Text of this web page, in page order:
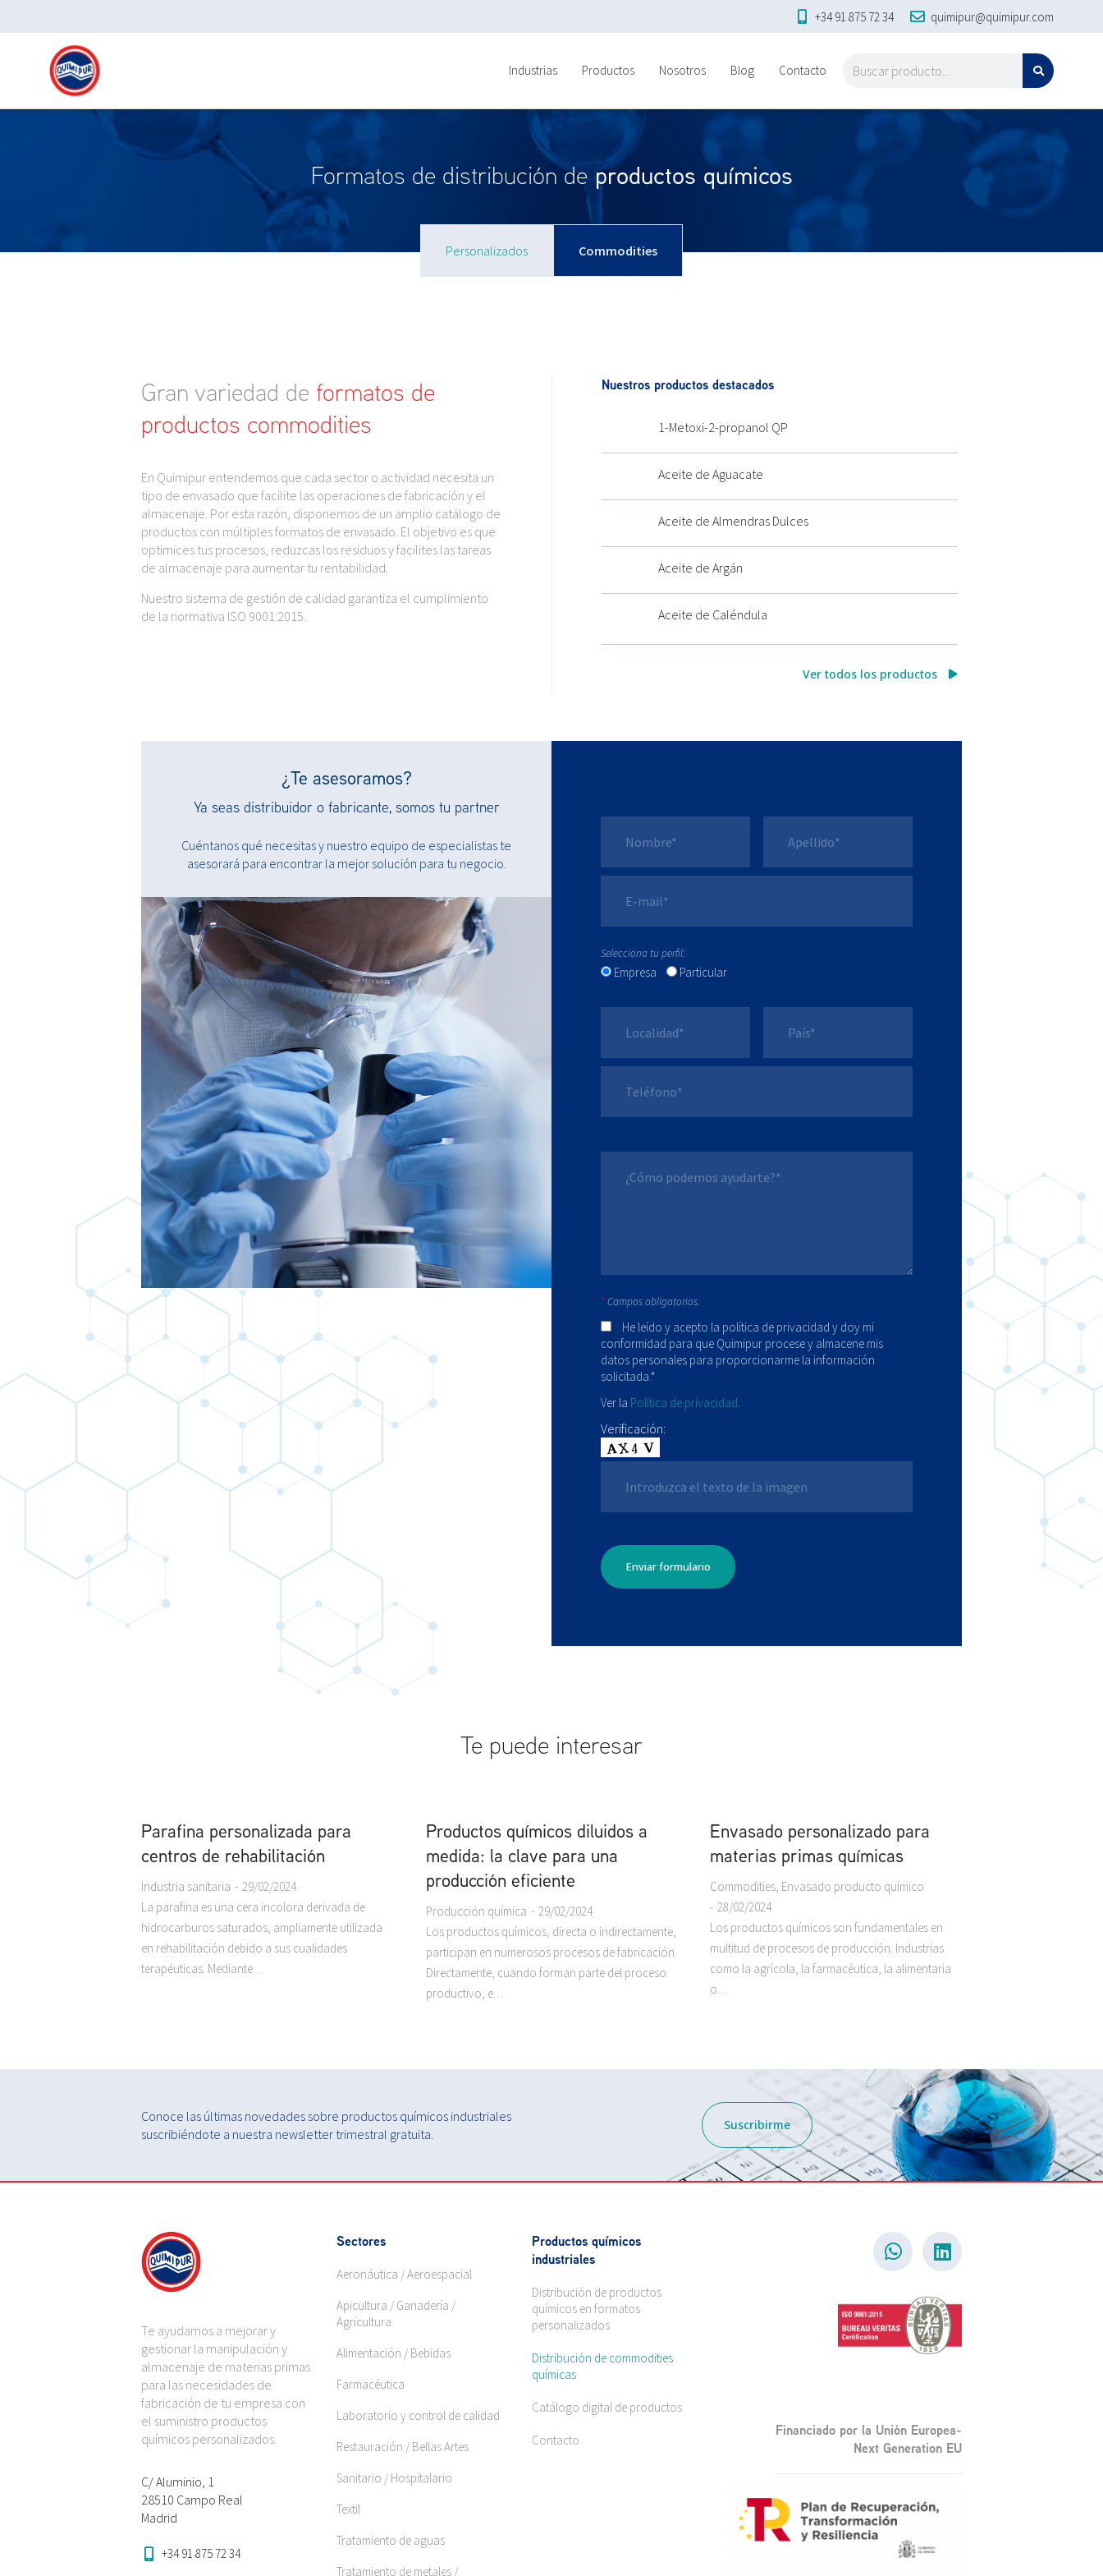
+34 91 875 72 34 quimipur@quimipur.com
Industrias Productos Nosotros Blog Contacto
Formatos de distribución deproductos químicos
Personalizados Commodities
Gran variedad de formatos de
productos commodities
En Quimipur entendemos que cada sector o actividad necesita un
tipo de envasado que facilite las operaciones de fabricación y el
almacenaje. Por esta razón, disponemos de un amplio catálogo de
productos con múltiples formatos de envasado. El objetivo es que
optimices tus procesos, reduzcas los residuos y facilites las tareas
de almacenaje para aumentar tu rentabilidad.
Nuestro sistema de gestión de calidad garantiza el cumplimiento
de la normativa ISO 9001:2015.
Nuestros productos destacados
1-Metoxi-2-propanol QP
Aceite de Aguacate
Aceite de Almendras Dulces
Aceite de Argán
Aceite de Caléndula
Ver todos los productos
¿Te asesoramos?
Ya seas distribuidor o fabricante, somos tu partner
Cuéntanos qué necesitas y nuestro equipo de especialistas te
asesorará para encontrar la mejor solución para tu negocio.
Selecciona tu perfil:
Empresa Particular
*Campos obligatorios.
He leído y acepto la política de privacidad y doy mi
conformidad para que Quimipur procese y almacene mis
datos personales para proporcionarme la información
solicitada.*
Ver la Política de privacidad.
Verificación:
Te puede interesar
Parafina personalizada para
centros de rehabilitación
Industria sanitaria
29/02/2024
La parafina es una cera incolora derivada de
hidrocarburos saturados, ampliamente utilizada
en rehabilitación debido a sus cualidades
terapéuticas. Mediante…
Productos químicos diluidos a
medida: la clave para una
producción eficiente
Producción química
29/02/2024
Los productos químicos, directa o indirectamente,
participan en numerosos procesos de fabricación.
Directamente, cuando forman parte del proceso
productivo, e…
Envasado personalizado para
materias primas químicas
Commodities, Envasado producto químico
28/02/2024
Los productos químicos son fundamentales en
multitud de procesos de producción. Industrias
como la agrícola, la farmacéutica, la alimentaria
o…
Conoce las últimas novedades sobre productos químicos industriales
suscribiéndote a nuestra newsletter trimestral gratuita.
Suscribirme
Te ayudamos a mejorar y
gestionar la manipulación y
almacenaje de materias primas
para las necesidades de
fabricación de tu empresa con
el suministro productos
químicos personalizados.
C/ Aluminio, 1
28510 Campo Real
Madrid
+34 91 875 72 34
Sectores
Aeronáutica / Aeroespacial
Apicultura / Ganadería /
Agricultura
Alimentación / Bebidas
Farmacéutica
Laboratorio y control de calidad
Restauración / Bellas Artes
Sanitario / Hospitalario
Textil
Tratamiento de aguas
Tratamiento de metales /
Productos químicos
industriales
Distribución de productos
químicos en formatos
personalizados
Distribución de commodities
químicas
Catálogo digital de productos
Contacto
Financiado por la Unión Europea-
Next Generation EU